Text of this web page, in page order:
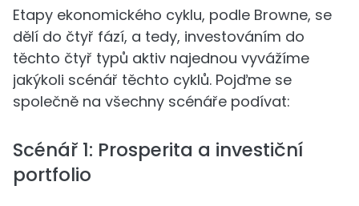
Etapy ekonomického cyklu, podle Browne, se
dělí do čtyř fází, a tedy, investováním do
těchto čtyř typů aktiv najednou vyvážíme
jakýkoli scénář těchto cyklů. Pojďme se
společně na všechny scénáře podívat:
Scénář 1: Prosperita a investiční
portfolio